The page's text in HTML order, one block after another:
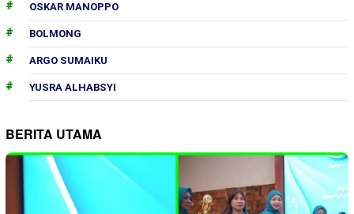
OSKAR MANOPPO
BOLMONG
ARGO SUMAIKU
YUSRA ALHABSYI
BERITA UTAMA